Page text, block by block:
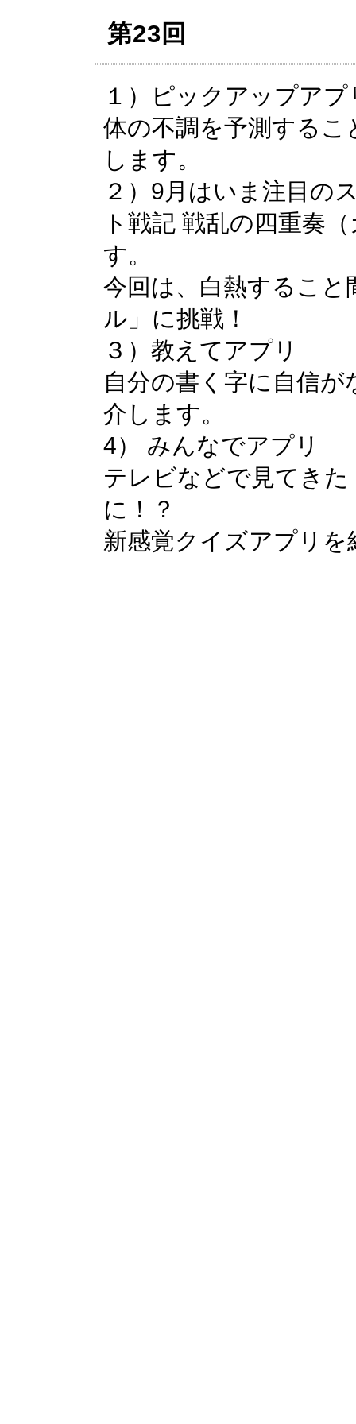
第23回
１）ピックアップアプ
体の不調を予測する
します。
２）9月はいま注目の
ト戦記 戦乱の四重奏
す。
今回は、白熱するこ
ル」に挑戦！
３）教えてアプリ
自分の書く字に自信
介します。
4） みんなでアプリ
テレビなどで見てき
に！？
新感覚クイズアプリを